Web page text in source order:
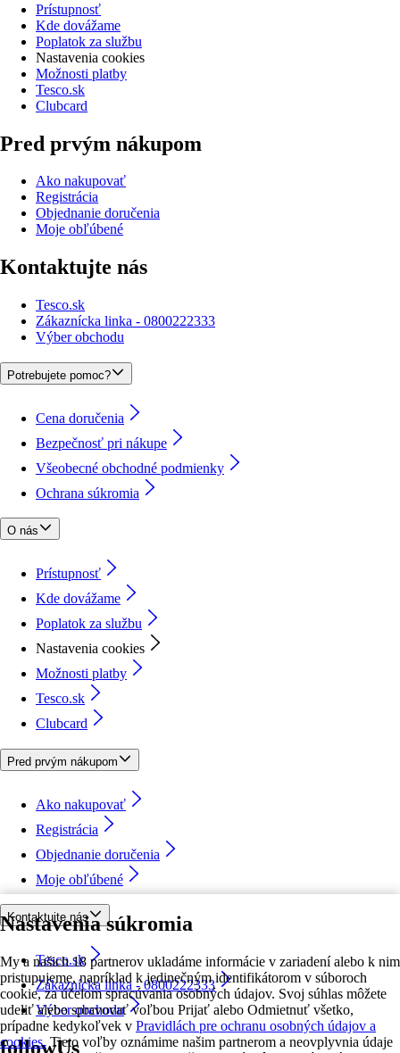
Nastavenia súkromia
My a našich 18 partnerov ukladáme informácie v zariadení alebo k nim
pristupujeme, napríklad k jedinečným identifikátorom v súboroch
cookie, za účelom spracúvania osobných údajov. Svoj súhlas môžete
udeliť alebo spravovať voľbou Prijať alebo Odmietnuť všetko,
prípadne kedykoľvek v Pravidlách pre ochranu osobných údajov a
cookies. Tieto voľby oznámime našim partnerom a neovplyvnia údaje
Prístupnosť
Kde dovážame
Poplatok za službu
Nastavenia cookies
Možnosti platby
Tesco.sk
Clubcard
Pred prvým nákupom
Ako nakupovať
Registrácia
Objednanie doručenia
Moje obľúbené
Kontaktujte nás
Tesco.sk
Zákaznícka linka - 0800222333
Výber obchodu
Potrebujete pomoc?
Cena doručenia
Bezpečnosť pri nákupe
Všeobecné obchodné podmienky
Ochrana súkromia
O nás
Prístupnosť
Kde dovážame
Poplatok za službu
Nastavenia cookies
Možnosti platby
Tesco.sk
Clubcard
Pred prvým nákupom
Ako nakupovať
Registrácia
Objednanie doručenia
Moje obľúbené
Kontaktujte nás
Tesco.sk
Zákaznícka linka - 0800222333
Výber obchodu
followUs